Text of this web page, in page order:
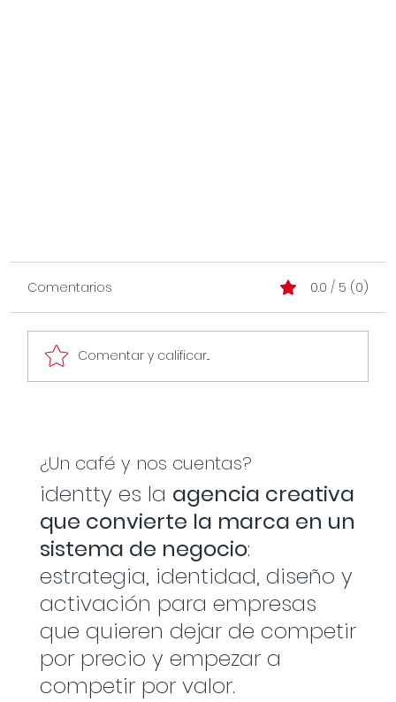
Comentarios 0.0 / 5 (0)
Comentar y calificar...
¿Un café y nos cuentas?
identty es la agencia creativa
que convierte la marca en un
sistema de negocio:
estrategia, identidad, diseño y
activación para empresas
que quieren dejar de competir
por precio y empezar a
competir por valor.